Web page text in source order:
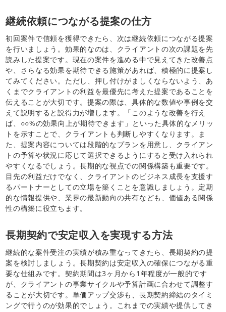
継続依頼につながる提案の仕方
初回案件で信頼を獲得できたら、次は継続依頼につながる提案
を行いましょう。効果的なのは、クライアントの次の課題を先
読みした提案です。現在の案件を進める中で見えてきた改善点
や、さらなる効果を期待できる施策があれば、積極的に提案し
てみてください。ただし、押し付けがましくならないよう、あ
くまでクライアントの利益を最優先に考えた提案であることを
伝えることが大切です。提案の際は、具体的な数値や事例を交
えて説明すると説得力が増します。「このような改善を行え
ば、○○%の効果向上が期待できます」といった具体的なメリッ
トを示すことで、クライアントも判断しやすくなります。ま
た、提案内容については段階的なプランを用意し、クライアン
トの予算や状況に応じて選択できるようにすると受け入れられ
やすくなるでしょう。長期的な視点での関係構築も重要です。
目先の利益だけでなく、クライアントのビジネス成長を支援す
るパートナーとしての立場を築くことを意識しましょう。定期
的な情報提供や、業界の最新動向の共有なども、価値ある関係
性の構築に役立ちます。
長期契約で安定収入を実現する方法
継続的な案件受注の実績が積み重なってきたら、長期契約の提
案を検討しましょう。長期契約は安定収入の確保につながる重
要な仕組みです。契約期間は3ヶ月から1年程度が一般的です
が、クライアントの事業サイクルや予算計画に合わせて調整す
ることが大切です。単価アップ交渉も、長期契約締結のタイミ
ングで行うのが効果的でしょう。これまでの実績や提供してき